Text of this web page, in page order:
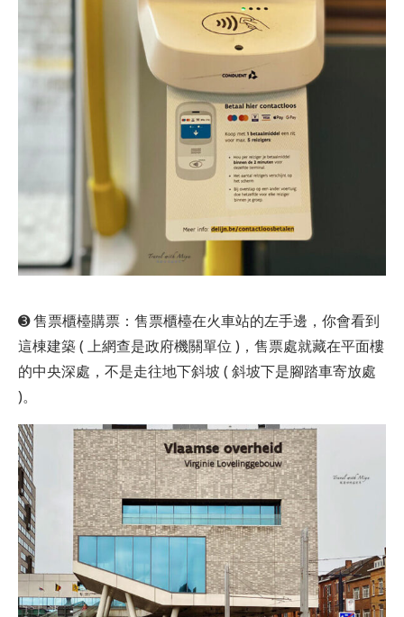
➌ 售票櫃檯購票：售票櫃檯在火車站的左手邊，你會看到
這棟建築 ( 上網查是政府機關單位 )，售票處就藏在平面樓
的中央深處，不是走往地下斜坡 ( 斜坡下是腳踏車寄放處
)。